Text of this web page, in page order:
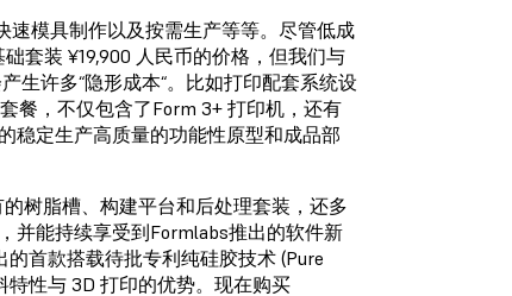
速模具制作以及按需生产等等。尽管低成
套装 ¥19,900 人民币的价格，但我们与
生许多“隐形成本“。比如打印配套系统设
餐，不仅包含了Form 3+ 打印机，还有
稳定生产高质量的功能性原型和成品部
树脂槽、构建平台和后处理套装，还多
并能持续享受到Formlabs推出的软件新
首款搭载待批专利纯硅胶技术 (Pure
性与 3D 打印的优势。现在购买